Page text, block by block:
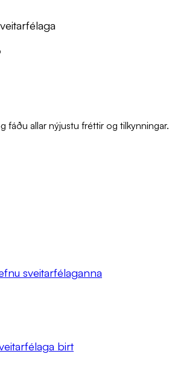
fáðu allar nýjustu fréttir og tilkynningar.
sveitarfélaganna
birt